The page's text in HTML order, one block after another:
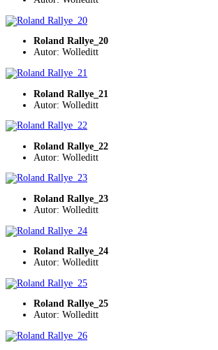
Roland Rallye_20
Autor: Wolleditt
Roland Rallye_21
Autor: Wolleditt
Roland Rallye_22
Autor: Wolleditt
Roland Rallye_23
Autor: Wolleditt
Roland Rallye_24
Autor: Wolleditt
Roland Rallye_25
Autor: Wolleditt